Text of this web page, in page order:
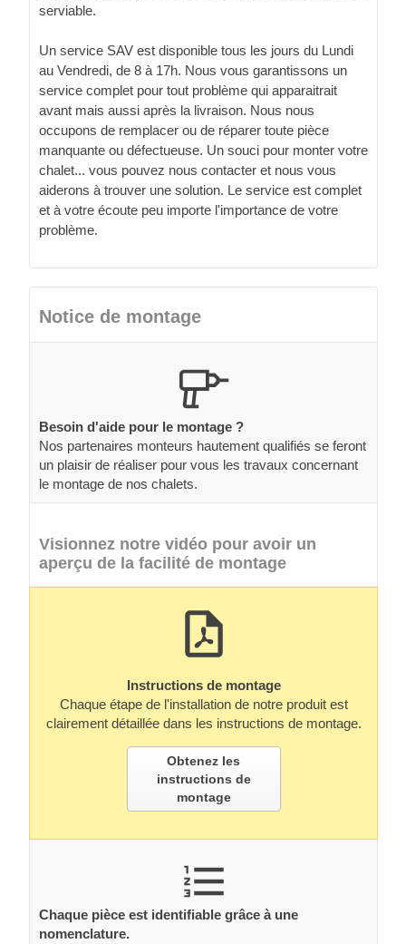
serviable.
Un service SAV est disponible tous les jours du Lundi
au Vendredi, de 8 à 17h. Nous vous garantissons un
service complet pour tout problème qui apparaitrait
avant mais aussi après la livraison. Nous nous
occupons de remplacer ou de réparer toute pièce
manquante ou défectueuse. Un souci pour monter votre
chalet... vous pouvez nous contacter et nous vous
aiderons à trouver une solution. Le service est complet
et à votre écoute peu importe l'importance de votre
problème.
Notice de montage
Besoin d'aide pour le montage ?
Nos partenaires monteurs hautement qualifiés se feront
un plaisir de réaliser pour vous les travaux concernant
le montage de nos chalets.
Visionnez notre vidéo pour avoir un
aperçu de la facilité de montage
Instructions de montage
Chaque étape de l'installation de notre produit est
clairement détaillée dans les instructions de montage.
Obtenez les
instructions de
montage
Chaque pièce est identifiable grâce à une
nomenclature.